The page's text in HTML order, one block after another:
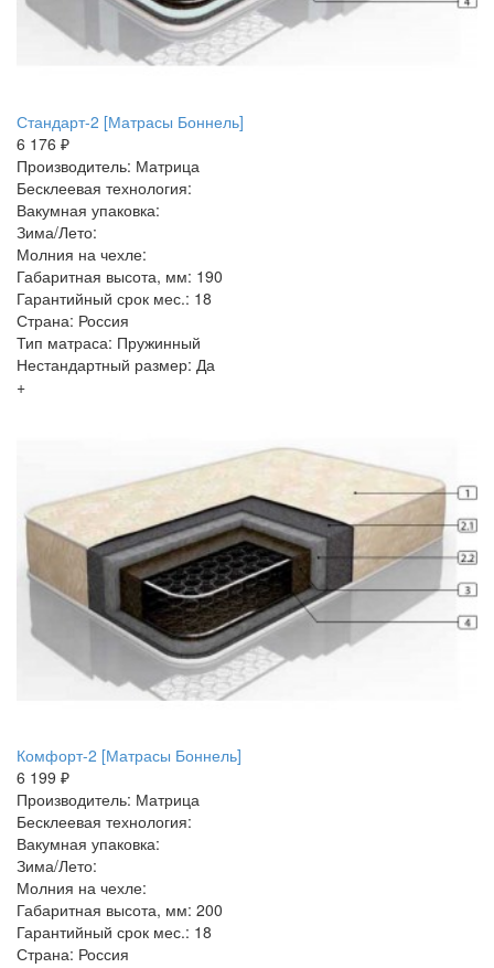
Стандарт-2 [Матрасы Боннель]
6 176 ₽
Производитель: Матрица
Бесклеевая технология:
Вакумная упаковка:
Зима/Лето:
Молния на чехле:
Габаритная высота, мм: 190
Гарантийный срок мес.: 18
Страна: Россия
Тип матраса: Пружинный
Нестандартный размер: Да
+
Комфорт-2 [Матрасы Боннель]
6 199 ₽
Производитель: Матрица
Бесклеевая технология:
Вакумная упаковка:
Зима/Лето:
Молния на чехле:
Габаритная высота, мм: 200
Гарантийный срок мес.: 18
Страна: Россия